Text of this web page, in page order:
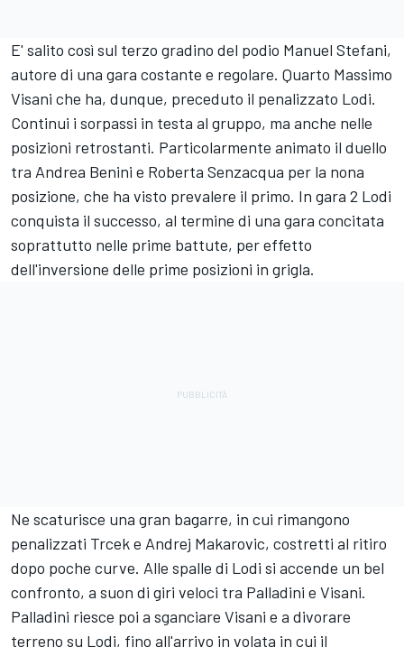
E' salito così sul terzo gradino del podio Manuel Stefani,
autore di una gara costante e regolare. Quarto Massimo
Visani che ha, dunque, preceduto il penalizzato Lodi.
Continui i sorpassi in testa al gruppo, ma anche nelle
posizioni retrostanti. Particolarmente animato il duello
tra Andrea Benini e Roberta Senzacqua per la nona
posizione, che ha visto prevalere il primo. In gara 2 Lodi
conquista il successo, al termine di una gara concitata
soprattutto nelle prime battute, per effetto
dell'inversione delle prime posizioni in grigla.
Ne scaturisce una gran bagarre, in cui rimangono
penalizzati Trcek e Andrej Makarovic, costretti al ritiro
dopo poche curve. Alle spalle di Lodi si accende un bel
confronto, a suon di giri veloci tra Palladini e Visani.
Palladini riesce poi a sganciare Visani e a divorare
terreno su Lodi, fino all'arrivo in volata in cui il